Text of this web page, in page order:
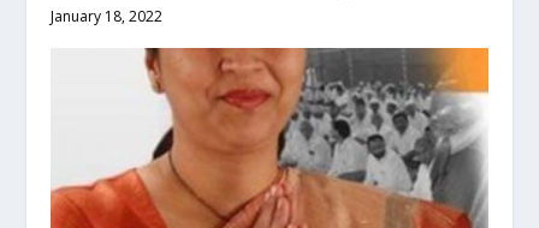
January 18, 2022